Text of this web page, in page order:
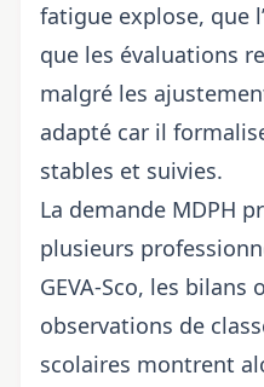
fatigue explose, que
que les évaluations
malgré les
adapté car il
stables et suivies.
La demande MDPH
plusieurs
GEVA-Sco, les
observations de
scolaires montrent